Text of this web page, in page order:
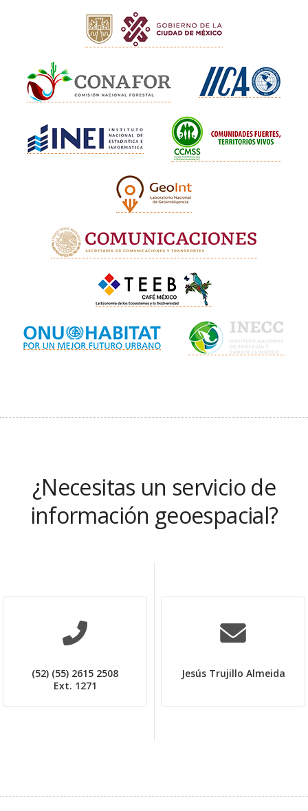
¿Necesitas un servicio de
información geoespacial?
(52) (55) 2615 2508
Ext. 1271
Jesús Trujillo Almeida